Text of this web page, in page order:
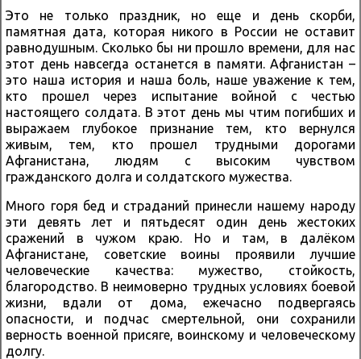
Это не только праздник, но еще и день скорби,
памятная дата, которая никого в России не оставит
равнодушным. Сколько бы ни прошло времени, для нас
этот день навсегда останется в памяти. Афганистан –
это наша история и наша боль, наше уважение к тем,
кто прошел через испытание войной с честью
настоящего солдата. В этот день мы чтим погибших и
выражаем глубокое признание тем, кто вернулся
живым, тем, кто прошел трудными дорогами
Афганистана, людям с высоким чувством
гражданского долга и солдатского мужества.
Много горя бед и страданий принесли нашему народу
эти девять лет и пятьдесят один день жестоких
сражений в чужом краю. Но и там, в далёком
Афганистане, советские воины проявили лучшие
человеческие качества: мужество, стойкость,
благородство. В неимоверно трудных условиях боевой
жизни, вдали от дома, ежечасно подвергаясь
опасности, и подчас смертельной, они сохранили
верность военной присяге, воинскому и человеческому
долгу.